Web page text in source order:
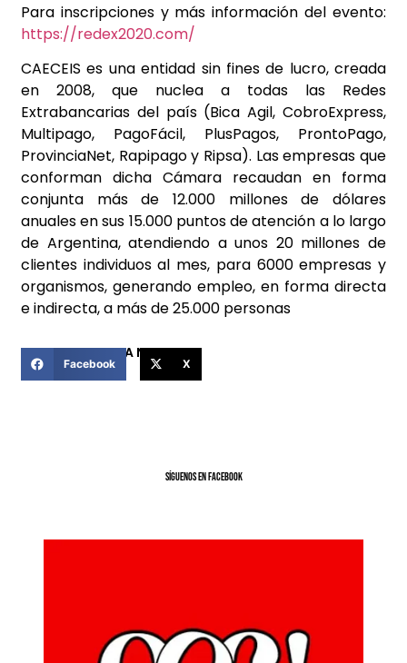
Para inscripciones y más información del evento:
https://redex2020.com/
CAECEIS es una entidad sin fines de lucro, creada
en 2008, que nuclea a todas las Redes
Extrabancarias del país (Bica Agil, CobroExpress,
Multipago, PagoFácil, PlusPagos, ProntoPago,
ProvinciaNet, Rapipago y Ripsa). Las empresas que
conforman dicha Cámara recaudan en forma
conjunta más de 12.000 millones de dólares
anuales en sus 15.000 puntos de atención a lo largo
de Argentina, atendiendo a unos 20 millones de
clientes individuos al mes, para 6000 empresas y
organismos, generando empleo, en forma directa
e indirecta, a más de 25.000 personas
COMPARTIR ESTA NOTICIA
Facebook X
SíGUENOS EN FACEBOOK